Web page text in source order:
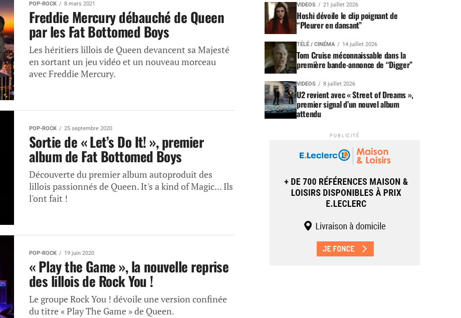
POP-ROCK 8 mars 2021
Freddie Mercury débauché de Queen
par les Fat Bottomed Boys
Les héritiers lillois de Queen devancent sa Majesté
en sortant un jeu vidéo et un nouveau morceau
avec Freddie Mercury.
POP-ROCK 25 septembre 2020
Sortie de « Let’s Do It! », premier
album de Fat Bottomed Boys
Découverte du premier album autoproduit des
lillois passionnés de Queen. It's a kind of Magic... Ils
l'ont fait !
POP-ROCK 19 juin 2020
« Play the Game », la nouvelle reprise
des lillois de Rock You !
Le groupe Rock You ! dévoile une version confinée
du titre « Play The Game » de Queen.
VIDEOS 21 juillet 2026
Hoshi dévoile le clip poignant de
“Pleurer en dansant”
TÉLÉ / CINÉMA 14 juillet 2026
Tom Cruise méconnaissable dans la
première bande-annonce de “Digger”
VIDEOS 8 juillet 2026
U2 revient avec « Street of Dreams »,
premier signal d’un nouvel album
attendu
PUBLICITÉ